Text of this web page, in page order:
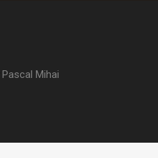
Pascal Mihai